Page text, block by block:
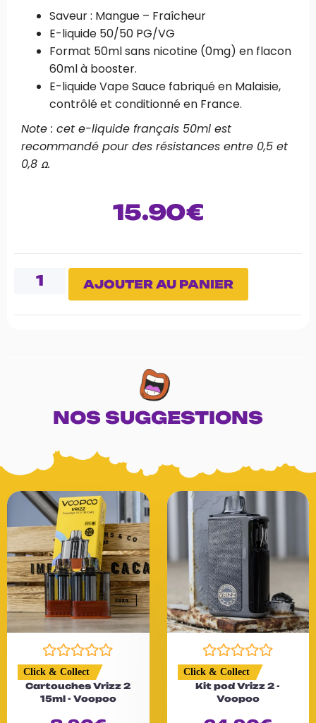
Saveur : Mangue – Fraîcheur
E-liquide 50/50 PG/VG
Format 50ml sans nicotine (0mg) en flacon
60ml à booster.
E-liquide Vape Sauce fabriqué en Malaisie,
contrôlé et conditionné en France.
Note : cet e-liquide français 50ml est
recommandé pour des résistances entre 0,5 et
0,8 ꭥ.
15.90€
AJOUTER AU PANIER
NOS SUGGESTIONS
N
o
t
e
Click & Collect
Cartouches Vrizz 2
15ml - Voopoo
N
o
0
Click & Collect
Kit pod Vrizz 2 -
Voopoo